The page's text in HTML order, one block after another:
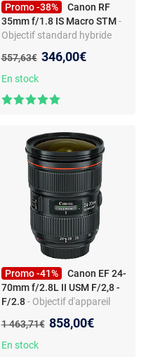
Promo -38%
Canon RF
35mm f/1.8 IS Macro STM -
Objectif standard hybride
stabilisation optique et
fonctions macro
Ancien prix :
557,63€ Nouveau prix :
346,00€
En stock
Promo -41%
Canon EF 24-
70mm f/2.8L II USM F/2,8 -
F/2.8 - Objectif d'appareil
monture Canon EF - USM -
ouverture f/2,8 - 9 lamelles
Ancien prix :
1 463,71€ Nouveau prix :
858,00€
En stock